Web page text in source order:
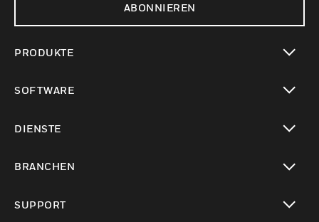
ABONNIEREN
PRODUKTE
SOFTWARE
DIENSTE
BRANCHEN
SUPPORT